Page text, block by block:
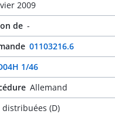
2009
de -
01103216.6
1/46
Allemand
distribuées (D)